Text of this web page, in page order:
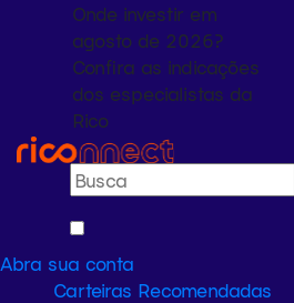
Onde investir em
agosto de 2026?
Confira as indicações
dos especialistas da
Rico
Abra sua conta
Carteiras Recomendadas